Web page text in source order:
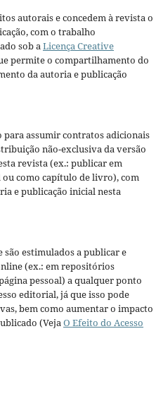
autorais e concedem à revista o
com o trabalho
sob aLicença Creative
permite o compartilhamento do
da autoria e publicação
assumir contratos adicionais
não-exclusiva da versão
revista (ex.: publicar em
como capítulo de livro), com
e publicação inicial nesta
são estimulados a publicar e
(ex.: em repositórios
pessoal) a qualquer ponto
editorial, já que isso pode
bem como aumentar o impacto
(VejaO Efeito do Acesso